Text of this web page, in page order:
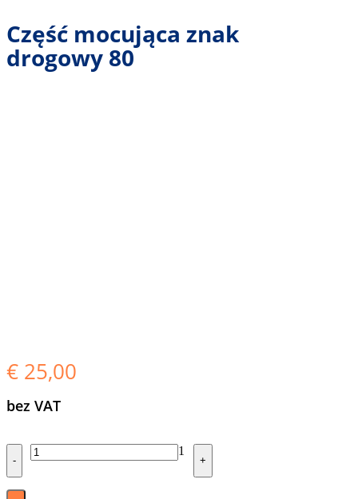
Część mocująca znak
drogowy 80
€ 25,00
bez VAT
Quantity
-
1
+